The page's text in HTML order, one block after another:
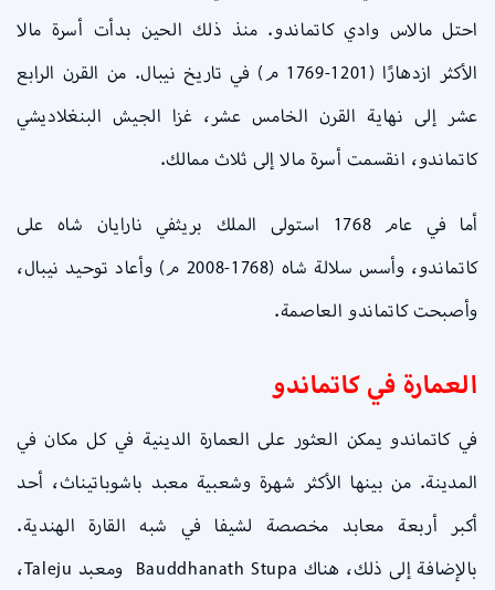
احتل مالاس وادي كاتماندو. منذ ذلك الحين بدأت أسرة مالا
الأكثر ازدهارًا (1201-1769 م) في تاريخ نيبال. من القرن الرابع
عشر إلى نهاية القرن الخامس عشر، غزا الجيش البنغلاديشي
كاتماندو، انقسمت أسرة مالا إلى ثلاث ممالك.
أما في عام 1768 استولى الملك بريثفي نارايان شاه على
كاتماندو، وأسس سلالة شاه (1768-2008 م) وأعاد توحيد نيبال،
وأصبحت كاتماندو العاصمة.
العمارة في كاتماندو
في كاتماندو يمكن العثور على العمارة الدينية في كل مكان في
المدينة. من بينها الأكثر شهرة وشعبية معبد باشوباتيناث، أحد
أكبر أربعة معابد مخصصة لشيفا في شبه القارة الهندية.
بالإضافة إلى ذلك، هناك Bauddhanath Stupa ومعبد Taleju،